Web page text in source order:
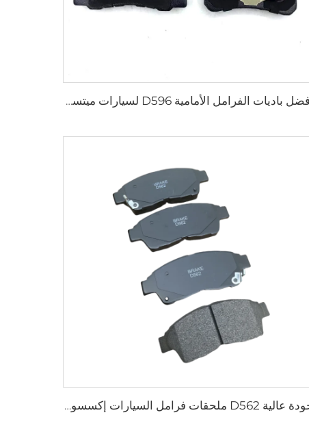
أفضل باديات الفرامل الأمامية D596 لسيارات ميتسوبيشي باجرو جالانت سيغما
جودة عالية D562 ملحقات فرامل السيارات إكسسوارات سيارات أنظمة فرامل السيارات